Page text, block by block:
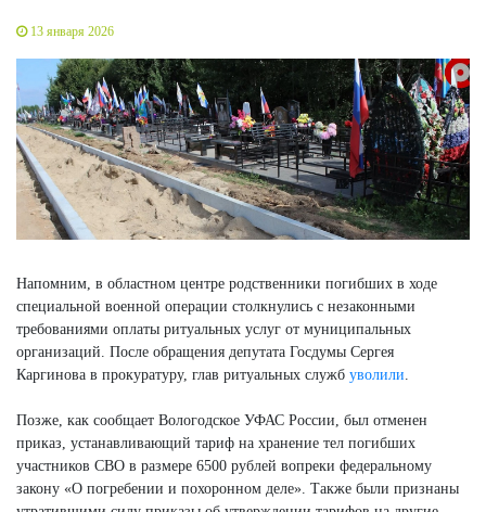
13 января 2026
Напомним, в областном центре родственники погибших в ходе
специальной военной операции столкнулись с незаконными
требованиями оплаты ритуальных услуг от муниципальных
организаций. После обращения депутата Госдумы Сергея
Каргинова в прокуратуру, глав ритуальных служб уволили
Позже, как сообщает Вологодское УФАС России, был отменен
приказ, устанавливающий тариф на хранение тел погибших
участников СВО в размере 6500 рублей вопреки федеральному
закону «О погребении и похоронном деле». Также были признаны